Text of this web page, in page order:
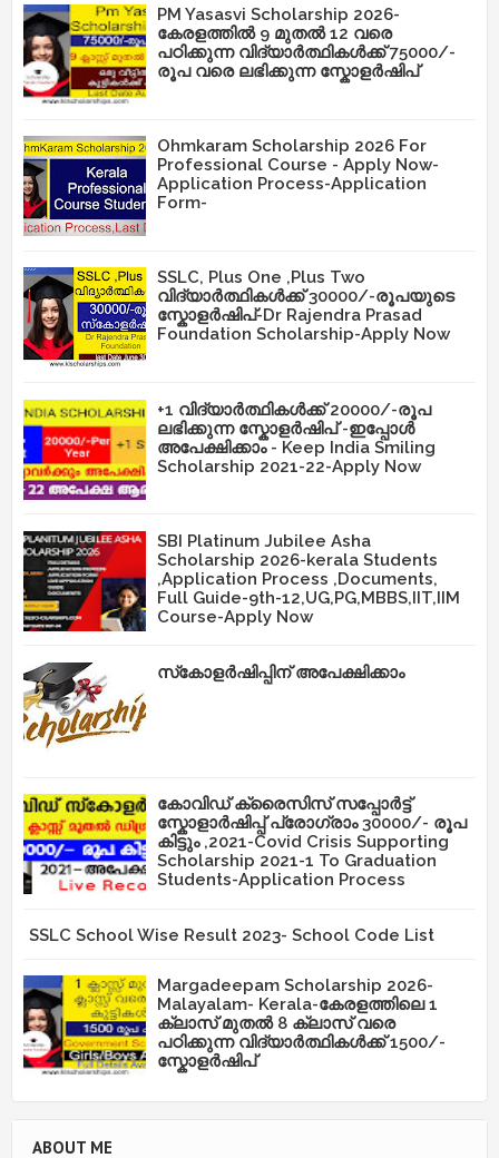
PM Yasasvi Scholarship 2026-
കേരളത്തിൽ 9 മുതൽ 12 വരെ
പഠിക്കുന്ന വിദ്യാർത്ഥികൾക്ക് 75000/-
രൂപ വരെ ലഭിക്കുന്ന സ്കോളർഷിപ്
Ohmkaram Scholarship 2026 For
Professional Course - Apply Now-
Application Process-Application
Form-
SSLC, Plus One ,Plus Two
വിദ്യാർത്ഥികൾക്ക് 30000/-രൂപയുടെ
സ്കോളർഷിപ്-Dr Rajendra Prasad
Foundation Scholarship-Apply Now
+1 വിദ്യാർത്ഥികൾക്ക് 20000/-രൂപ
ലഭിക്കുന്ന സ്കോളർഷിപ് -ഇപ്പോൾ
അപേക്ഷിക്കാം - Keep India Smiling
Scholarship 2021-22-Apply Now
SBI Platinum Jubilee Asha
Scholarship 2026-kerala Students
,Application Process ,Documents,
Full Guide-9th-12,UG,PG,MBBS,IIT,IIM
Course-Apply Now
സ്‌കോളർഷിപ്പിന് അപേക്ഷിക്കാം
കോവിഡ് ക്രൈസിസ് സപ്പോർട്ട്
സ്കോളാർഷിപ്പ് പ്രോഗ്രാം 30000/- രൂപ
കിട്ടും ,2021-Covid Crisis Supporting
Scholarship 2021-1 To Graduation
Students-Application Process
SSLC School Wise Result 2023- School Code List
Margadeepam Scholarship 2026-
Malayalam- Kerala-കേരളത്തിലെ 1
ക്ലാസ് മുതൽ 8 ക്ലാസ് വരെ
പഠിക്കുന്ന വിദ്യാർത്ഥികൾക്ക് 1500/-
സ്കോളർഷിപ്
ABOUT ME